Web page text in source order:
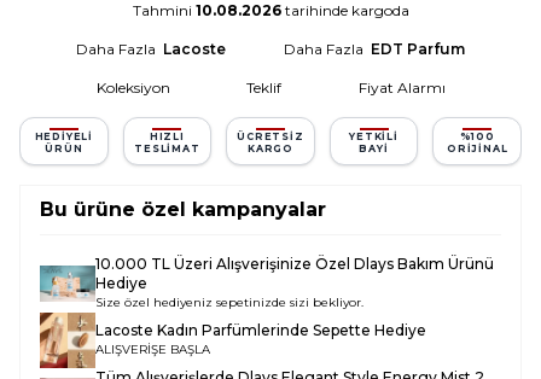
Tahmini 10.08.2026tarihinde kargoda
Daha Fazla Lacoste Daha Fazla EDT Parfum
Koleksiyon Teklif Fiyat Alarmı
HEDIYELI
ÜRÜN
HIZLI
TESLIMAT
ÜCRETSIZ
KARGO
YETKILI
BAYI
%100
ORIJINAL
Bu ürüne özel kampanyalar
10.000 TL Üzeri Alışverişinize Özel Dlays Bakım Ürünü
Hediye
Size özel hediyeniz sepetinizde sizi bekliyor.
Lacoste Kadın Parfümlerinde Sepette Hediye
ALIŞVERİŞE BAŞLA